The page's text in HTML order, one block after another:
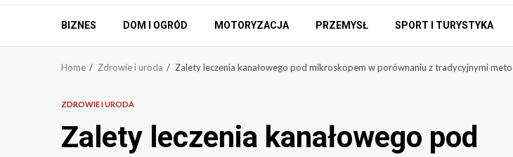
BIZNES DOM I OGRÓD MOTORYZACJA PRZEMYSŁ SPORT I TURYSTYKA
Home Zdrowie i uroda Zalety leczenia kanałowego pod mikroskopem w porównaniu z tradycyjnymi
ZDROWIE I URODA
Zalety leczenia kanałowego pod